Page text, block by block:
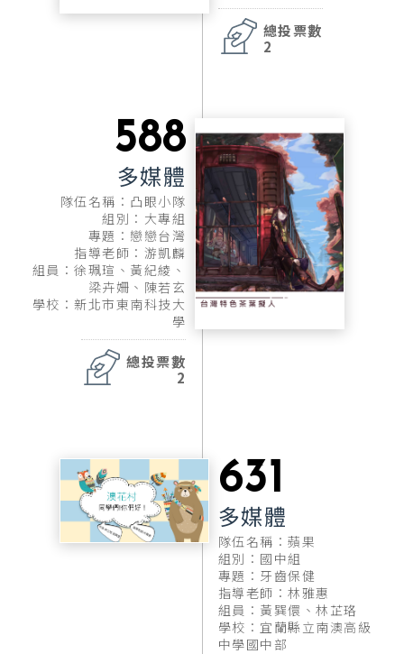
總投票數
2
588
多媒體
隊伍名稱：凸眼小隊
組別：大專組
專題：戀戀台灣
指導老師：游凱麟
組員：徐珮瑄、黃紀綾、
梁卉姍、陳若玄
學校：新北市東南科技大
學
總投票數
2
631
多媒體
隊伍名稱：蘋果
組別：國中組
專題：牙齒保健
指導老師：林雅惠
組員：黃巽儇、林芷珞
學校：宜蘭縣立南澳高級
中學國中部